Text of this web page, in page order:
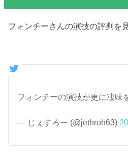
フォンチーさんの演技の評判を
フォンチーの演技が更に凄味
— じぇすろー (@jethroh63)